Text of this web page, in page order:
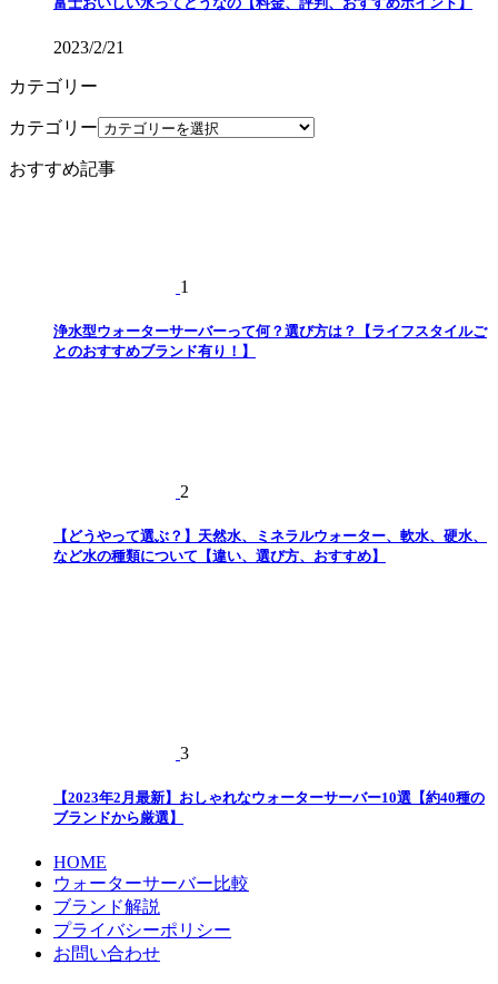
2023/2/21
カテゴリー
カテゴリー
おすすめ記事
1
浄水型ウォーターサーバーって何？選び方は？【ライフスタイルご
とのおすすめブランド有り！】
2
【どうやって選ぶ？】天然水、ミネラルウォーター、軟水、硬水、
など水の種類について【違い、選び方、おすすめ】
3
【2023年2月最新】おしゃれなウォーターサーバー10選【約40種の
ブランドから厳選】
HOME
ウォーターサーバー比較
ブランド解説
プライバシーポリシー
お問い合わせ